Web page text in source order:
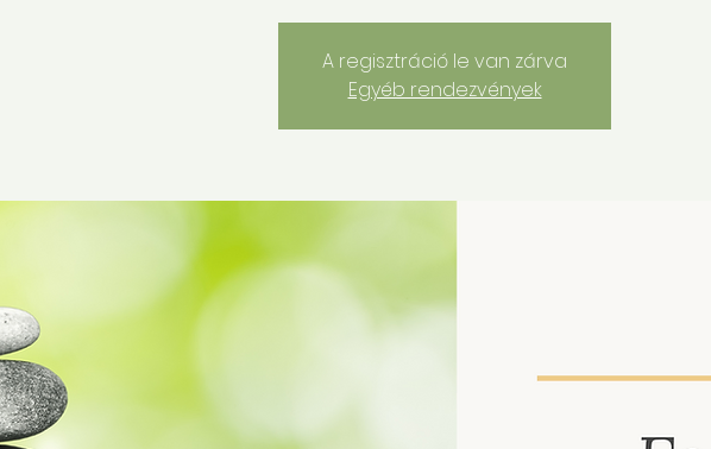
A regisztráció le van zárva
Egyéb rendezvények